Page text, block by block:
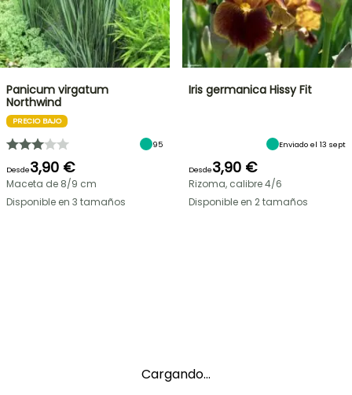
Panicum virgatum
Northwind
PRECIO BAJO
95
Desde3,90 €
Maceta de 8/9 cm
Disponible en 3 tamaños
Iris germanica Hissy Fit
Enviado el 13 sept
Desde3,90 €
Rizoma, calibre 4/6
Disponible en 2 tamaños
Cargando...